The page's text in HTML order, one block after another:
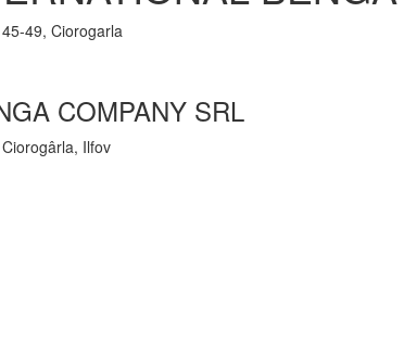
49, Ciorogarla
COMPANY SRL
Ilfov